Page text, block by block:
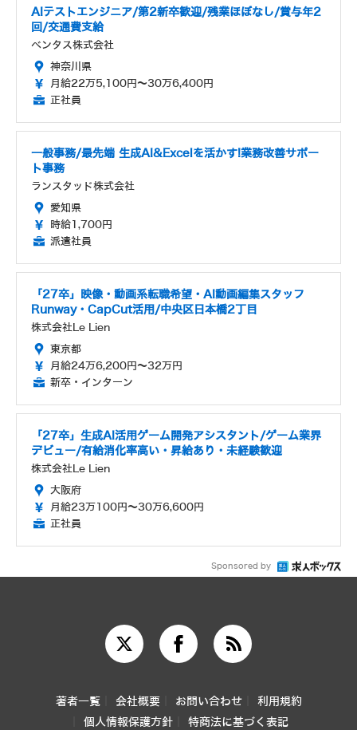
AIテストエンジニア/第2新卒歓迎/残業ほぼなし/賞与年2
回/交通費支給
ベンタス株式会社
神奈川県
月給22万5,100円～30万6,400円
正社員
一般事務/最先端 生成AI&Excelを活かす!業務改善サポー
ト事務
ランスタッド株式会社
愛知県
時給1,700円
派遣社員
「27卒」映像・動画系転職希望・AI動画編集スタッフ
Runway・CapCut活用/中央区日本橋2丁目
株式会社Le Lien
東京都
月給24万6,200円～32万円
新卒・インターン
「27卒」生成AI活用ゲーム開発アシスタント/ゲーム業界
デビュー/有給消化率高い・昇給あり・未経験歓迎
株式会社Le Lien
大阪府
月給23万100円～30万6,600円
正社員
Sponsored by
著者一覧 会社概要 お問い合わせ
利用規約
個人情報保護方針
特商法に基づく表記